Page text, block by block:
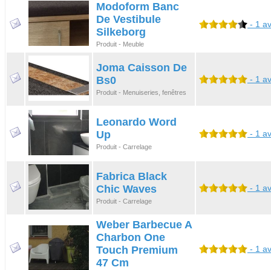
Modoform Banc
De Vestibule
Silkeborg
Produit - Meuble
- 1
Joma Caisson De
Bs0
Produit - Menuiseries, fenêtres
- 1
Leonardo Word
Up
Produit - Carrelage
- 1
Fabrica Black
Chic Waves
Produit - Carrelage
- 1
Weber Barbecue A
Charbon One
Touch Premium
47 Cm
- 1